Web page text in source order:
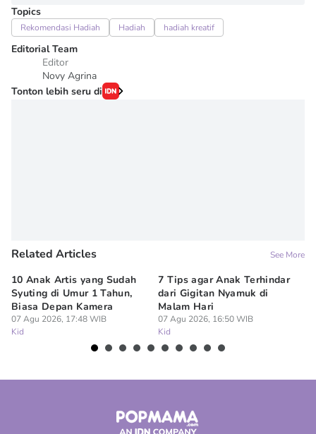
Topics
Rekomendasi Hadiah Hadiah hadiah kreatif
Editorial Team
Editor
Novy Agrina
Tonton lebih seru di
Related Articles See More
10 Anak Artis yang Sudah
Syuting di Umur 1 Tahun,
Biasa Depan Kamera
07 Agu 2026, 17:48 WIB
Kid
7 Tips agar Anak Terhindar
dari Gigitan Nyamuk di
Malam Hari
07 Agu 2026, 16:50 WIB
Kid